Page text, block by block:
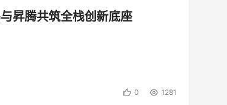
昇腾共筑全栈创新底座
0 1281